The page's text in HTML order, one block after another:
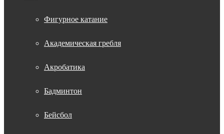
Фигурное катание
Академическая гребля
Акробатика
Бадминтон
Бейсбол